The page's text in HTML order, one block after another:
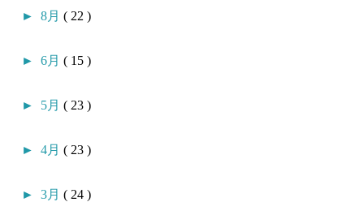
► 8月 ( 22 )
► 6月 ( 15 )
► 5月 ( 23 )
► 4月 ( 23 )
► 3月 ( 24 )